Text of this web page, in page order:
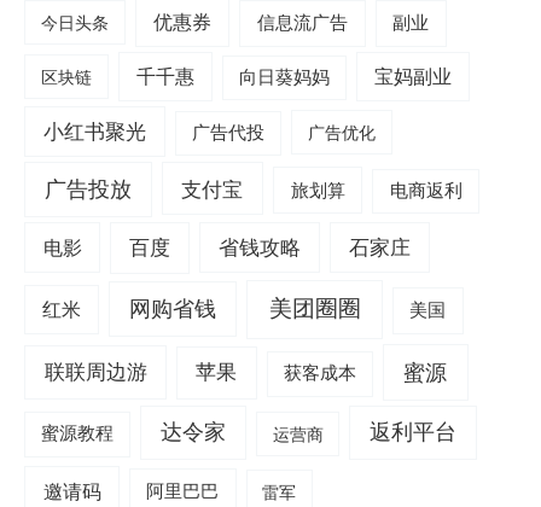
今日头条 优惠券 信息流广告 副业
区块链 千千惠 向日葵妈妈 宝妈副业
小红书聚光 广告代投 广告优化
广告投放 支付宝 旅划算 电商返利
电影 百度 省钱攻略 石家庄
红米 网购省钱 美团圈圈 美国
联联周边游 苹果 获客成本 蜜源
蜜源教程 达令家 运营商 返利平台
邀请码 阿里巴巴 雷军